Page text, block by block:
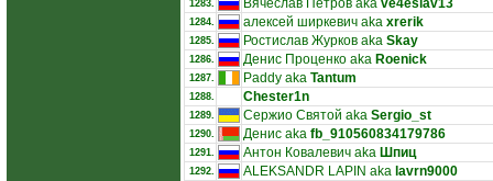
1283. Вячеслав Петров aka ve4eslav13
1284. алексей ширкевич aka xrerik
1285. Ростислав Журков aka Skay
1286. Денис Проценко aka Roenick
1287. Paddy aka Tantum
1288. Chester1n
1289. Сержио Святой aka Sergio_st
1290. Денис aka fb_910560834179786
1291. Антон Ковалевич aka Шпиц
1292. ALEKSANDR LAPIN aka lavrn9000